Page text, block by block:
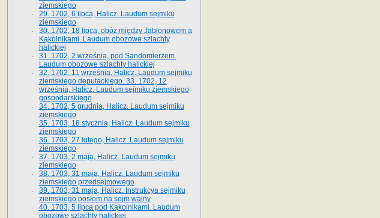
ziemskiego
29. 1702, 6 lipca, Halicz. Laudum sejmiku
ziemskiego
30. 1702, 18 lipca, obóz między Jabłonowem a
Kąkolnikami. Laudum obozowe szlachty
halickiej
31. 1702, 2 września, pod Sandomierzem.
Laudum obozowe szlachty halickiej
32. 1702, 11 września, Halicz. Laudum sejmiku
ziemskiego deputackiego. 33. 1702, 12
września, Halicz. Laudum sejmiku ziemskiego
gospodarskiego
34. 1702, 5 grudnia, Halicz. Laudum sejmiku
ziemskiego
35. 1703, 18 stycznia, Halicz. Laudum sejmiku
ziemskiego
36. 1703, 27 lutego, Halicz. Laudum sejmiku
ziemskiego
37. 1703, 2 maja, Halicz. Laudum sejmiku
ziemskiego
38. 1703, 31 maja, Halicz. Laudum sejmiku
ziemskiego przedsejmowego
39. 1703, 31 maja, Halicz. Instrukcya sejmiku
ziemskiego posłom na sejm walny
40. 1703, 5 lipca pod Kąkolnikami. Laudum
obozowe szlachty halickiej